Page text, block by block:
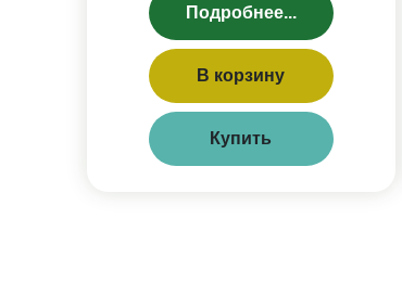
Подробнее...
В корзину
Купить